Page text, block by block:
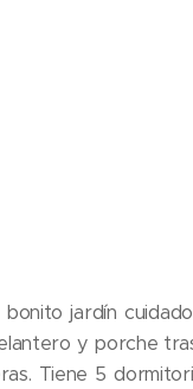
jardín
y porche
Tiene 5